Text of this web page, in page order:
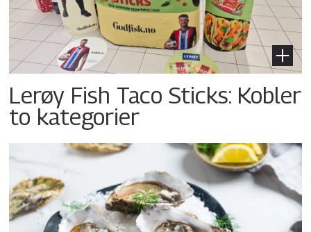
Lerøy Fish Taco Sticks: Kobler
to kategorier